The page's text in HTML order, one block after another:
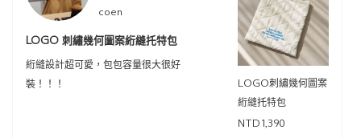
coen
LOGO 刺繡幾何圖案絎縫托特包
絎縫設計超可愛，包包容量很大很好
裝！！！
LOGO刺繡幾何圖案
絎縫托特包
NTD1,390